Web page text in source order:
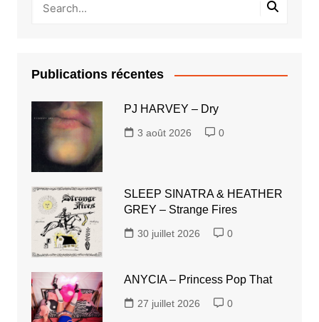
Publications récentes
PJ HARVEY – Dry
3 août 2026 0
SLEEP SINATRA & HEATHER
GREY – Strange Fires
30 juillet 2026 0
ANYCIA – Princess Pop That
27 juillet 2026 0